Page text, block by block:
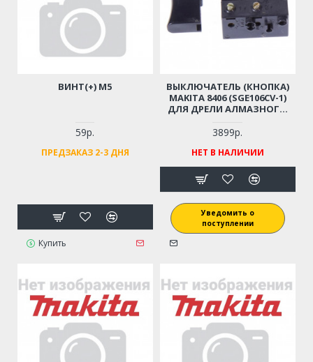
ВИНТ(+) М5
59р.
ПРЕДЗАКАЗ 2-3 ДНЯ
Купить
ВЫКЛЮЧАТЕЛЬ (КНОПКА)
MAKITA 8406 (SGE106CV-1)
ДЛЯ ДРЕЛИ АЛМАЗНОГО
651266-1
3899р.
НЕТ В НАЛИЧИИ
Уведомить о
поступлении